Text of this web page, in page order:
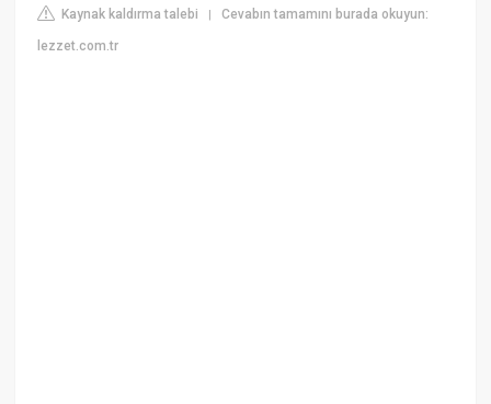
Kaynak kaldırma talebi |Cevabın tamamını burada okuyun:
lezzet.com.tr